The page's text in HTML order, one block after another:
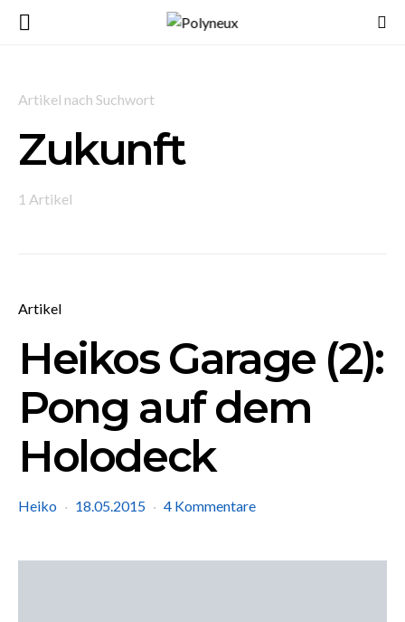
Artikel nach Suchwort
Zukunft
1 Artikel
Artikel
Heikos Garage (2):
Pong auf dem
Holodeck
Heiko 18.05.2015 4 Kommentare